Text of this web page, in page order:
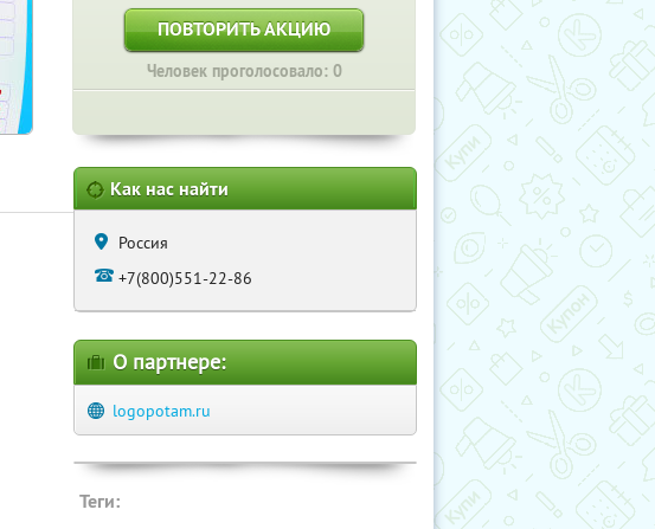
ПОВТОРИТЬ АКЦИЮ
Человек проголосовало: 0
Как нас найти
Россия
+7(800)551-22-86
О партнере:
logopotam.ru
Теги: